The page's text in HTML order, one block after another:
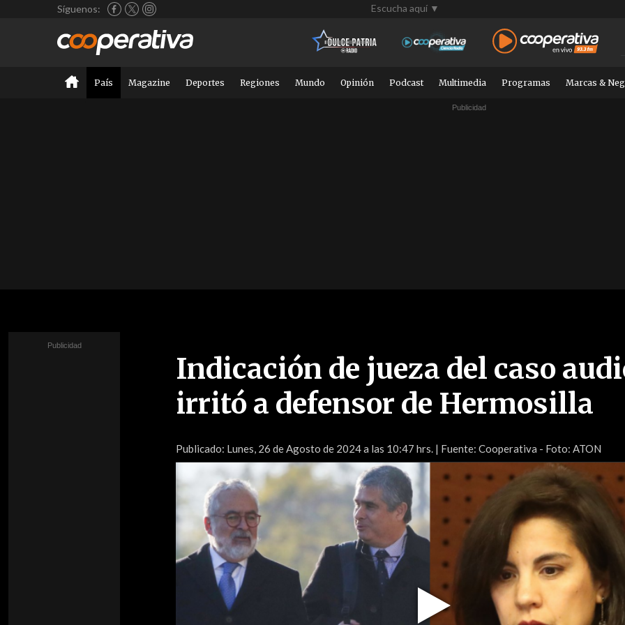
Síguenos: Escucha aquí ▼
País Magazine Deportes Regiones Mundo Opinión Podcast Multimedia Programas Marcas &
Indicación de jueza del caso
irritó a defensor de Hermosilla
Publicado: Lunes, 26 de Agosto de 2024 a las 10:47 hrs. | Fuente: Cooperativa - Foto: ATON
Video